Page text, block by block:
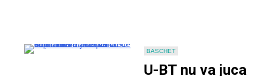
BASCHET
U-BT nu va juca